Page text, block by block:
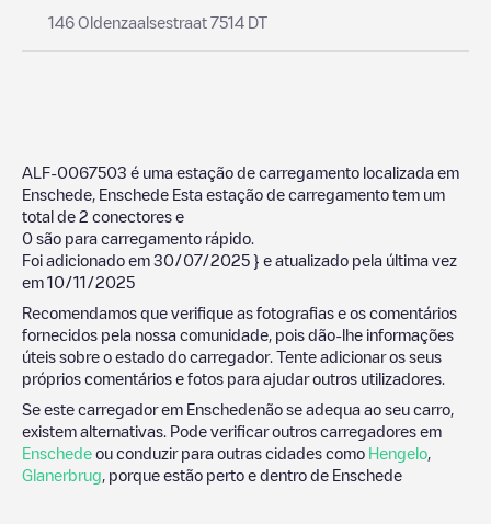
146 Oldenzaalsestraat 7514 DT
ALF-0067503 é uma estação de carregamento localizada em
Enschede Enschede Esta estação de carregamento tem um
total de 2 conectores e
0 são para carregamento rápido.
Foi adicionado em 30/07/2025 } e atualizado pela última vez
em 10/11/2025
Recomendamos que verifique as fotografias e os comentários
fornecidos pela nossa comunidade, pois dão-lhe informações
úteis sobre o estado do carregador. Tente adicionar os seus
próprios comentários e fotos para ajudar outros utilizadores.
Se este carregador em Enschedenão se adequa ao seu carro,
existem alternativas. Pode verificar outros carregadores em
Enschede ou conduzir para outras cidades como Hengelo
Glanerbrug , porque estão perto e dentro de Enschede